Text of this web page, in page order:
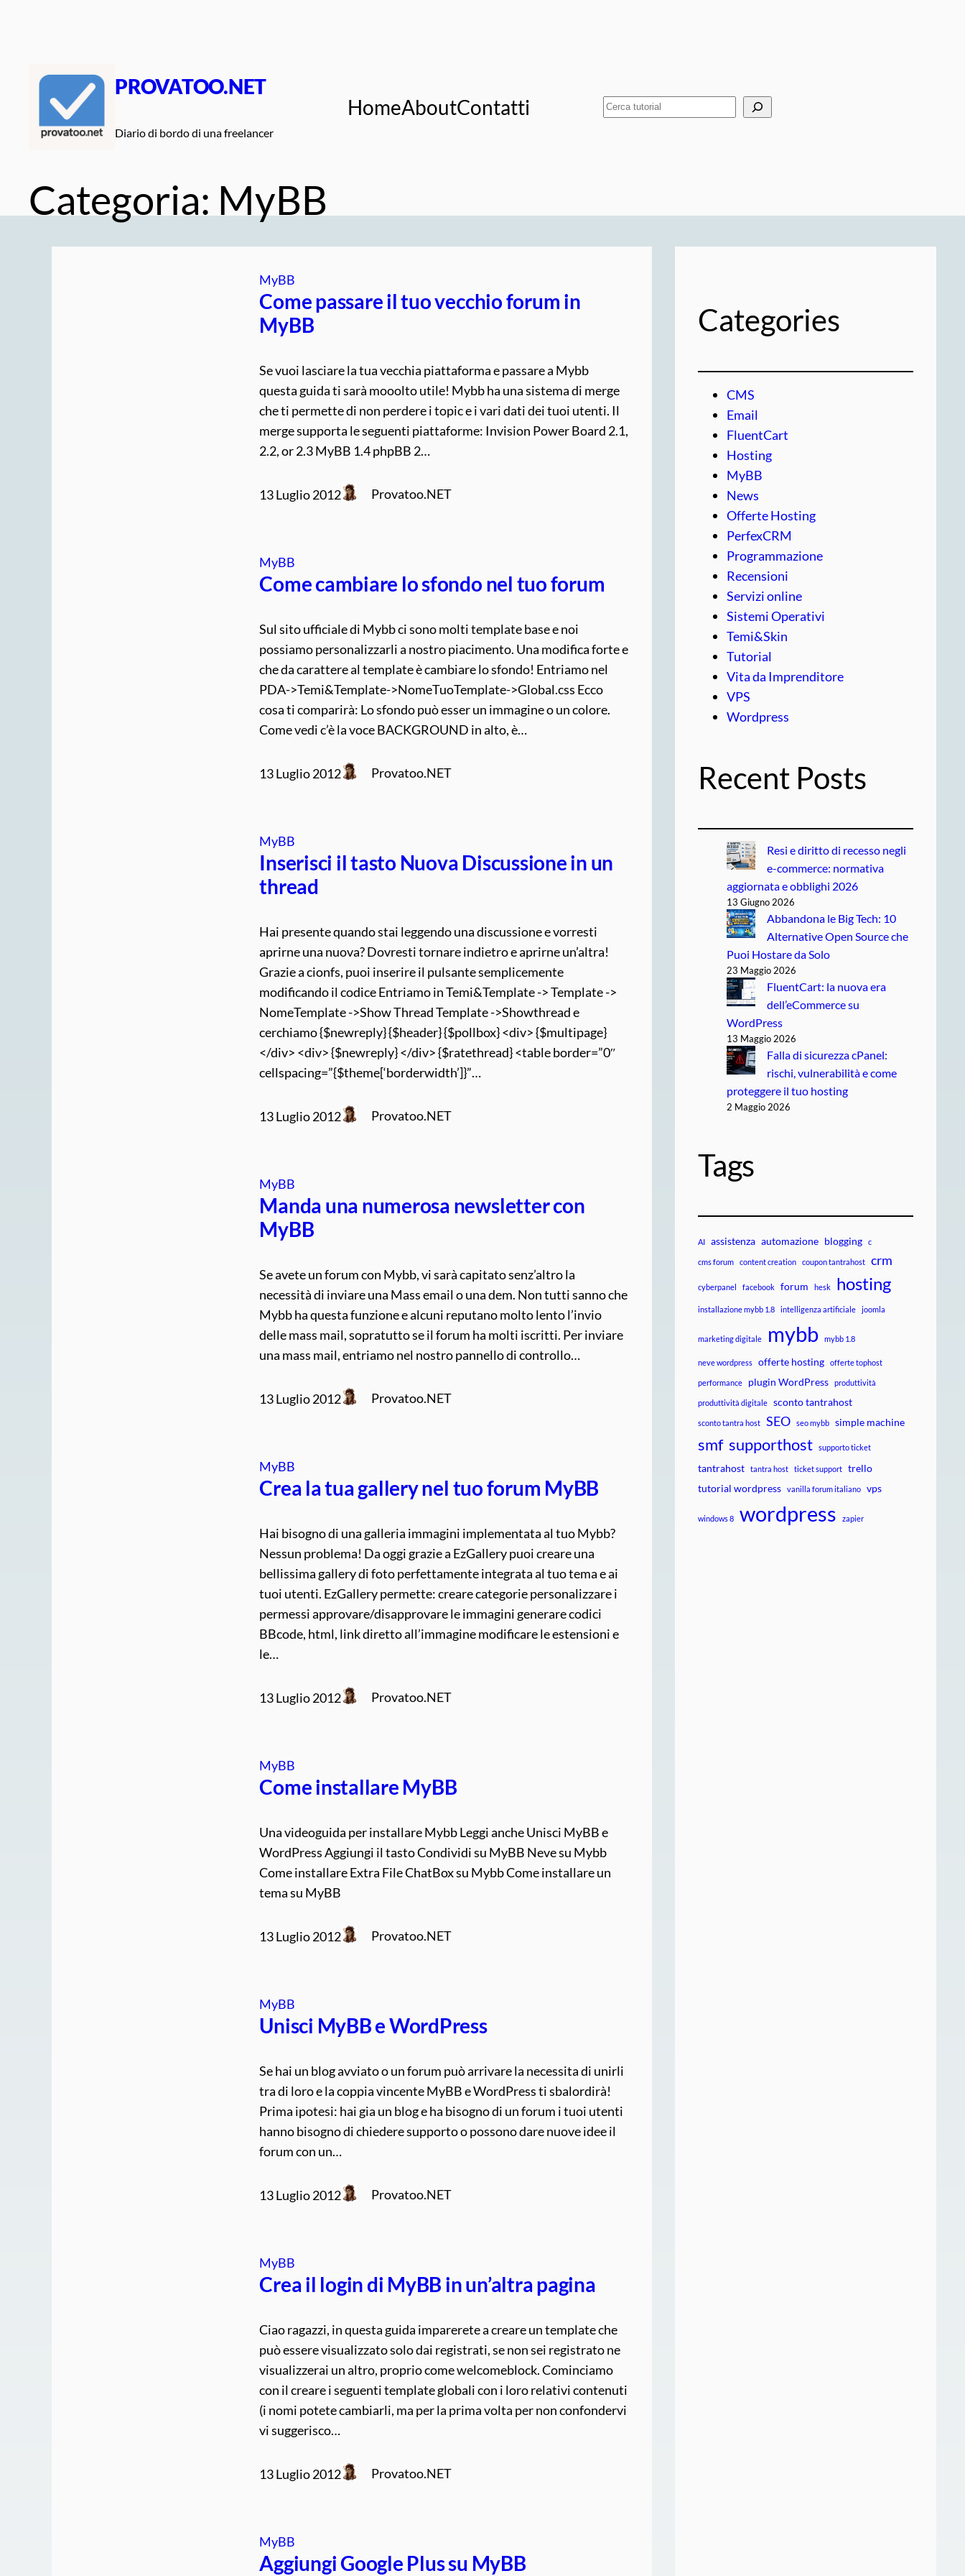
PROVATOO.NET
Diario di bordo di una freelancer
HomeAboutContatti Cerca
Categoria: MyBB
MyBB
Come passare il tuo vecchio forum in
MyBB
Se vuoi lasciare la tua vecchia piattaforma e passare a Mybb
questa guida ti sarà mooolto utile! Mybb ha una sistema di merge
che ti permette di non perdere i topic e i vari dati dei tuoi utenti. Il
merge supporta le seguenti piattaforme: Invision Power Board 2.1,
2.2, or 2.3 MyBB 1.4 phpBB 2…
13 Luglio 2012 Provatoo.NET
MyBB
Come cambiare lo sfondo nel tuo forum
Sul sito ufficiale di Mybb ci sono molti template base e noi
possiamo personalizzarli a nostro piacimento. Una modifica forte e
che da carattere al template è cambiare lo sfondo! Entriamo nel
PDA->Temi&Template->NomeTuoTemplate->Global.css Ecco
cosa ti comparirà: Lo sfondo può esser un immagine o un colore.
Come vedi c’è la voce BACKGROUND in alto, è…
13 Luglio 2012 Provatoo.NET
MyBB
Inserisci il tasto Nuova Discussione in un
thread
Hai presente quando stai leggendo una discussione e vorresti
aprirne una nuova? Dovresti tornare indietro e aprirne un’altra!
Grazie a cionfs, puoi inserire il pulsante semplicemente
modificando il codice Entriamo in Temi&Template -> Template ->
NomeTemplate ->Show Thread Template ->Showthread e
cerchiamo {$newreply} {$header} {$pollbox} <div> {$multipage}
</div> <div> {$newreply} </div> {$ratethread} <table border=”0″
cellspacing=”{$theme[‘borderwidth’]}”…
13 Luglio 2012 Provatoo.NET
MyBB
Manda una numerosa newsletter con
MyBB
Se avete un forum con Mybb, vi sarà capitato senz’altro la
necessità di inviare una Mass email o una dem. Non tutti sanno che
Mybb ha questa funzione e alcuni reputano molto lento l’invio
delle mass mail, sopratutto se il forum ha molti iscritti. Per inviare
una mass mail, entriamo nel nostro pannello di controllo…
13 Luglio 2012 Provatoo.NET
MyBB
Crea la tua gallery nel tuo forum MyBB
Hai bisogno di una galleria immagini implementata al tuo Mybb?
Nessun problema! Da oggi grazie a EzGallery puoi creare una
bellissima gallery di foto perfettamente integrata al tuo tema e ai
tuoi utenti. EzGallery permette: creare categorie personalizzare i
permessi approvare/disapprovare le immagini generare codici
BBcode, html, link diretto all’immagine modificare le estensioni e
le…
13 Luglio 2012 Provatoo.NET
MyBB
Come installare MyBB
Una videoguida per installare Mybb Leggi anche Unisci MyBB e
WordPress Aggiungi il tasto Condividi su MyBB Neve su Mybb
Come installare Extra File ChatBox su Mybb Come installare un
tema su MyBB
13 Luglio 2012 Provatoo.NET
MyBB
Unisci MyBB e WordPress
Se hai un blog avviato o un forum può arrivare la necessita di unirli
tra di loro e la coppia vincente MyBB e WordPress ti sbalordirà!
Prima ipotesi: hai gia un blog e ha bisogno di un forum i tuoi utenti
hanno bisogno di chiedere supporto o possono dare nuove idee il
forum con un…
13 Luglio 2012 Provatoo.NET
MyBB
Crea il login di MyBB in un’altra pagina
Ciao ragazzi, in questa guida imparerete a creare un template che
può essere visualizzato solo dai registrati, se non sei registrato ne
visualizzerai un altro, proprio come welcomeblock. Cominciamo
con il creare i seguenti template globali con i loro relativi contenuti
(i nomi potete cambiarli, ma per la prima volta per non confondervi
vi suggerisco…
13 Luglio 2012 Provatoo.NET
MyBB
Aggiungi Google Plus su MyBB
Categories
CMS
Email
FluentCart
Hosting
MyBB
News
Offerte Hosting
PerfexCRM
Programmazione
Recensioni
Servizi online
Sistemi Operativi
Temi&Skin
Tutorial
Vita da Imprenditore
VPS
Wordpress
Recent Posts
Resi e diritto di recesso negli
e-commerce: normativa
aggiornata e obblighi 2026
13 Giugno 2026
Abbandona le Big Tech: 10
Alternative Open Source che
Puoi Hostare da Solo
23 Maggio 2026
FluentCart: la nuova era
dell’eCommerce su
WordPress
13 Maggio 2026
Falla di sicurezza cPanel:
rischi, vulnerabilità e come
proteggere il tuo hosting
2 Maggio 2026
Tags
AI assistenza automazione blogging c
cms forum content creation coupon tantrahost crm
cyberpanel facebook forum hesk hosting
installazione mybb 1.8 intelligenza artificiale joomla
marketing digitale mybb mybb 1.8
neve wordpress offerte hosting offerte tophost
performance plugin WordPress produttività
produttività digitale sconto tantrahost
sconto tantra host SEO seo mybb simple machine
smf supporthost supporto ticket
tantrahost tantra host ticket support
trello
tutorial wordpress
vanilla forum italiano vps
windows 8 wordpress zapier